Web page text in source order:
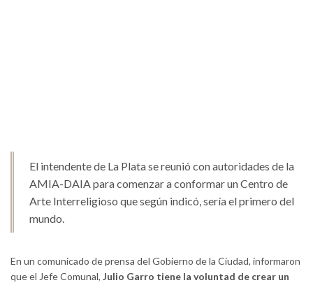
El intendente de La Plata se reunió con autoridades de la
AMIA-DAIA para comenzar a conformar un Centro de
Arte Interreligioso que según indicó, sería el primero del
mundo.
En un comunicado de prensa del Gobierno de la Ciudad, informaron
que el Jefe Comunal, Julio Garro tiene la voluntad de crear un